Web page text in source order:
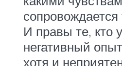
сопровождается
И правы те, кто
негативный
хотя и